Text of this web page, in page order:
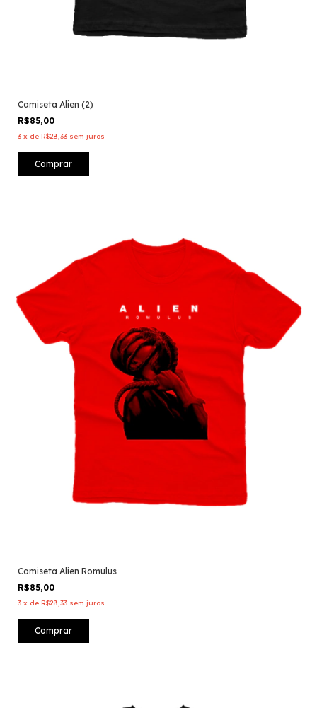
Camiseta Alien (2)
R$85,00
3 x de R$28,33 sem juros
Comprar
Camiseta Alien Romulus
R$85,00
3 x de R$28,33 sem juros
Comprar